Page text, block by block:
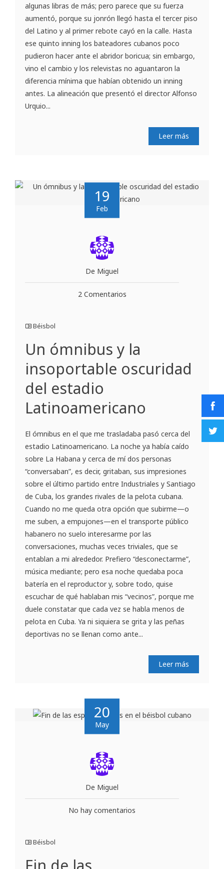
algunas libras de más; pero parece que su fuerza
aumentó, porque su jonrón llegó hasta el tercer piso
del Latino y al primer rebote cayó en la calle. Hasta
ese quinto inning los bateadores cubanos poco
pudieron hacer ante el abridor boricua; sin embargo,
vino el cambio y los relevistas no aguantaron la
diferencia mínima que habían obtenido un inning
antes. La alineación que presentó el director Alfonso
Urquio...
Leer más
19
Feb
De Miguel
2 Comentarios
Béisbol
Un ómnibus y la
insoportable oscuridad
del estadio
Latinoamericano
El ómnibus en el que me trasladaba pasó cerca del
estadio Latinoamericano. La noche ya había caído
sobre La Habana y cerca de mí dos personas
“conversaban”, es decir, gritaban, sus impresiones
sobre el último partido entre Industriales y Santiago
de Cuba, los grandes rivales de la pelota cubana.
Cuando no me queda otra opción que subirme—o
me suben, a empujones—en el transporte público
habanero no suelo interesarme por las
conversaciones, muchas veces triviales, que se
entablan a mi alrededor. Prefiero “desconectarme”,
música mediante; pero esa noche quedaba poca
batería en el reproductor y, sobre todo, quise
escuchar de qué hablaban mis “vecinos”, porque me
duele constatar que cada vez se habla menos de
pelota en Cuba. Ya ni siquiera se grita y las peñas
deportivas no se llenan como ante...
Leer más
20
May
De Miguel
No hay comentarios
Béisbol